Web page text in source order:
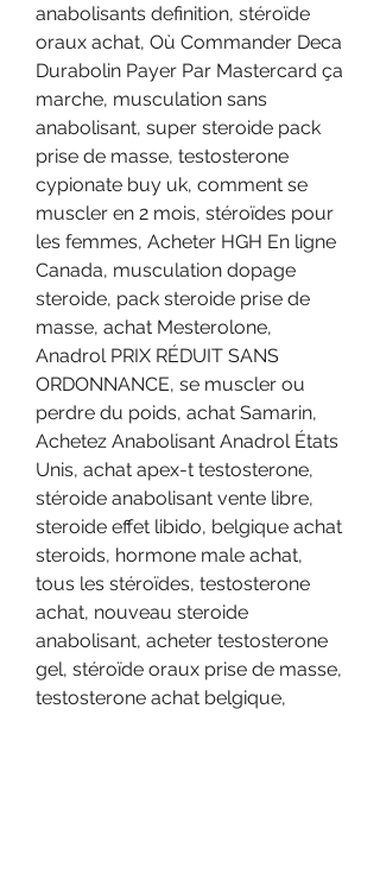
anabolisants definition, stéroïde
oraux achat, Où Commander Deca
Durabolin Payer Par Mastercard ça
marche, musculation sans
anabolisant, super steroide pack
prise de masse, testosterone
cypionate buy uk, comment se
muscler en 2 mois, stéroïdes pour
les femmes, Acheter HGH En ligne
Canada, musculation dopage
steroide, pack steroide prise de
masse, achat Mesterolone,
Anadrol PRIX RÉDUIT SANS
ORDONNANCE, se muscler ou
perdre du poids, achat Samarin,
Achetez Anabolisant Anadrol États
Unis, achat apex-t testosterone,
stéroide anabolisant vente libre,
steroide effet libido, belgique achat
steroids, hormone male achat,
tous les stéroïdes, testosterone
achat, nouveau steroide
anabolisant, acheter testosterone
gel, stéroïde oraux prise de masse,
testosterone achat belgique,